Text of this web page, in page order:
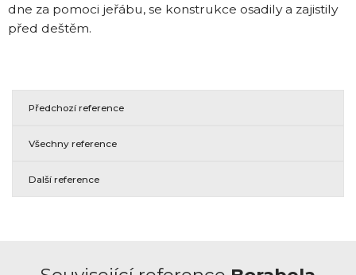
dne za pomoci jeřábu, se konstrukce osadily a zajistily
před deštěm.
Předchozí reference
Všechny reference
Další reference